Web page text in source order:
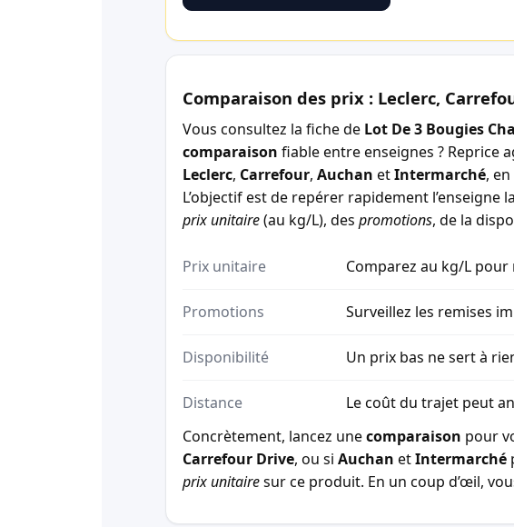
Comparaison des prix : Leclerc,
Vous consultez la fiche de Lot De 3 Bougies
comparaison fiable entre enseignes ? Reprice
Leclerc, Carrefour, Auchan etIntermarché, en
L’objectif est de repérer rapidement
prix unitaire(au kg/L), des promotions, de la
Prix unitaire Comparez au kg/L
Promotions Surveillez les remises
Disponibilité Un prix bas ne sert à
Distance
Le coût du trajet peut
Concrètement, lancez unecomparaison pour
Carrefour Drive, ou si Auchan etIntermarché
prix unitairesur ce produit. En un coup d’œil,